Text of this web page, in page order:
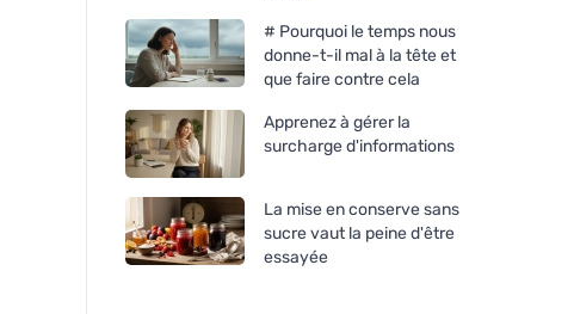
# Pourquoi le temps nous
donne-t-il mal à la tête et
que faire contre cela
Apprenez à gérer la
surcharge d'informations
La mise en conserve sans
sucre vaut la peine d'être
essayée